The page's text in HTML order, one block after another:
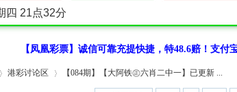
【凤凰彩票】诚信可靠充提快捷，特48.6赔！支付
港彩讨论区 【084期】【大阿铁㊣六肖二中一】已更新 ...